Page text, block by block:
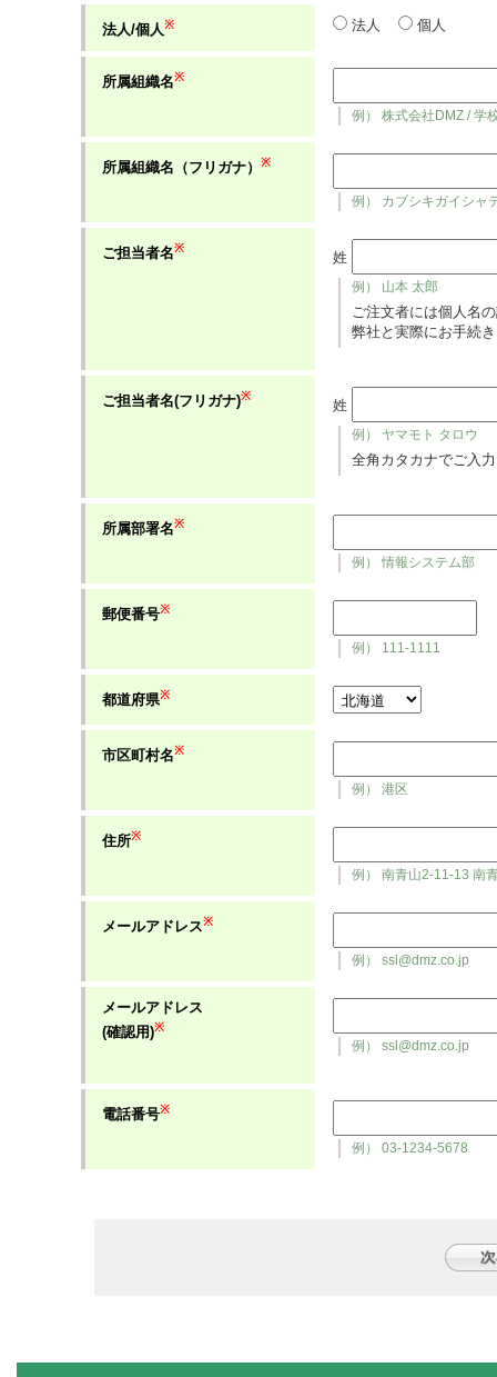
法人/個人※ 法人 個人
所属組織名※
例） 株式会社DMZ / 学
所属組織名（フリガナ） ※
例） カブシキガイシャ
ご担当者名※
姓
例） 山本 太郎
ご注文者には個人名
弊社と実際にお手続
ご担当者名(フリガナ)※
姓
例） ヤマモト タロウ
全角カタカナでご入
所属部署名※
例） 情報システム部
郵便番号※
例） 111-1111
都道府県※
市区町村名※
例） 港区
住所※
例） 南青山2-11-13 南
メールアドレス※
例） ssl@dmz.co.jp
メールアドレス
(確認用)※
例） ssl@dmz.co.jp
電話番号※
例） 03-1234-5678